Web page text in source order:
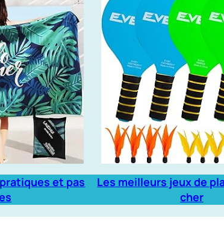
et pas
Les meilleurs jeux de
cher